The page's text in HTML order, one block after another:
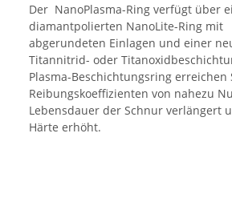
Der NanoPlasma-Ring verfügt über
diamantpolierten NanoLite-Ring mit
abgerundeten Einlagen und einer
Titannitrid- oder
Plasma-Beschichtungsring erreichen
Reibungskoeffizienten von nahezu
Lebensdauer der Schnur verlängert
Härte erhöht.